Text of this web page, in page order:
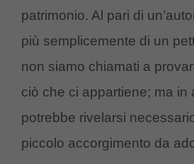
patrimonio. Al pari di
più semplicemente di un
non siamo chiamati a
ciò che ci appartiene; ma in
potrebbe rivelarsi
piccolo accorgimento da